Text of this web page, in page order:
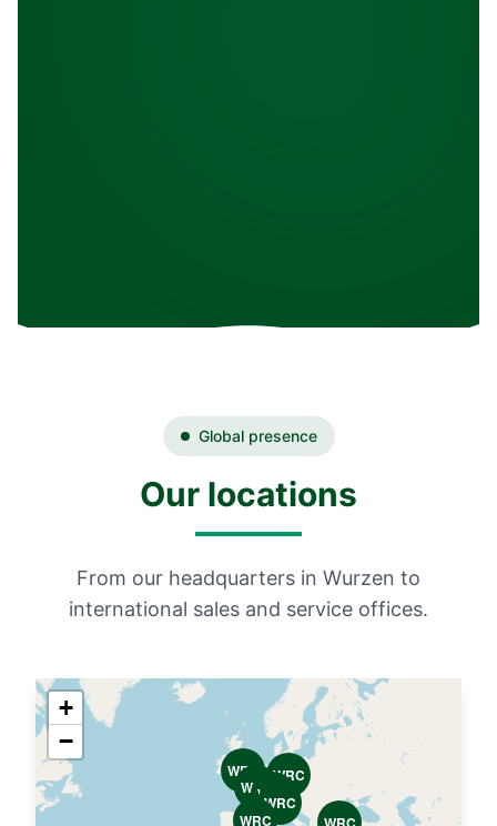
Global presence
Our locations
From our headquarters in Wurzen to
international sales and service offices.
WRC
WRC
WRC
WRC
WRC
WRC
+
−